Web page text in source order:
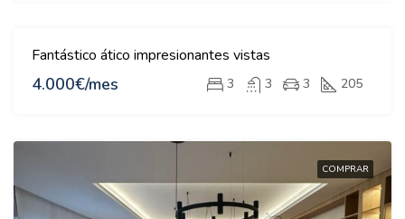
Fantástico ático impresionantes vistas
4.000€/mes 3 3 3 205
COMPRAR